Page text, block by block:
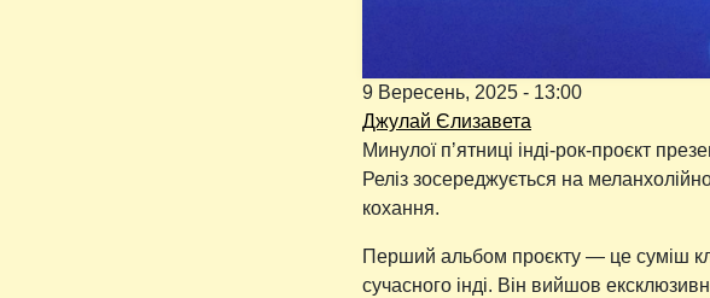
9 Вересень, 2025 - 13:00
Джулай Єлизавета
Минулої пʼятниці інді-рок-проєкт
Реліз зосереджується на
кохання.
Перший альбом проєкту — це суміш
сучасного інді. Він вийшов